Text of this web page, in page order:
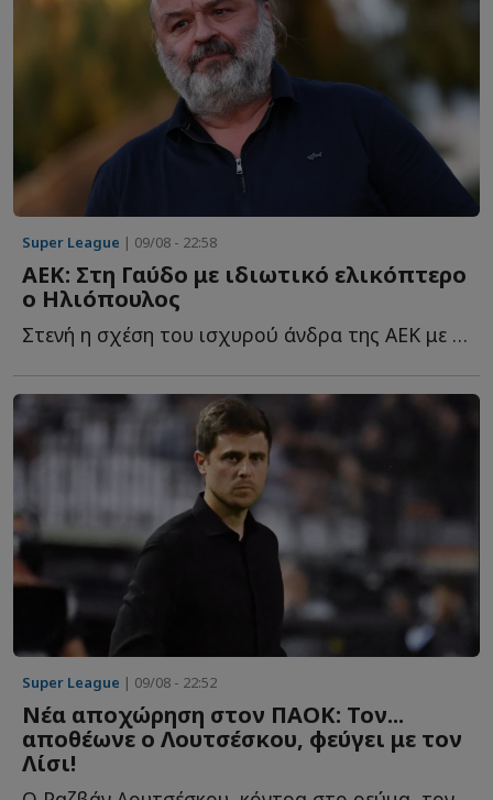
Super League | 09/08 - 22:58
ΑΕΚ: Στη Γαύδο με ιδιωτικό ελικόπτερο
ο Ηλιόπουλος
Στενή η σχέση του ισχυρού άνδρα της ΑΕΚ με το ακριτικό ν...
Super League | 09/08 - 22:52
Νέα αποχώρηση στον ΠΑΟΚ: Τον...
αποθέωνε ο Λουτσέσκου, φεύγει με τον
Λίσι!